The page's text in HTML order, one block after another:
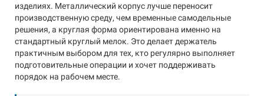
изделиях. Металлический корпус лучше переносит
производственную среду, чем временные самодельные
решения, а круглая форма ориентирована именно на
стандартный круглый мелок. Это делает держатель
практичным выбором для тех, кто регулярно выполняет
подготовительные операции и хочет поддерживать
порядок на рабочем месте.